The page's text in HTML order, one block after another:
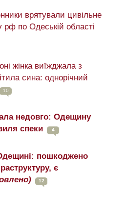
врятували цивільне
рф по Одеській області
жінка виїжджала з
сина: однорічний
10
недовго: Одещину
спеки
4
пошкоджено
є
12